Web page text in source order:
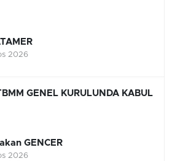
2026
GENEL KURULUNDA KABUL
GENCER
2026